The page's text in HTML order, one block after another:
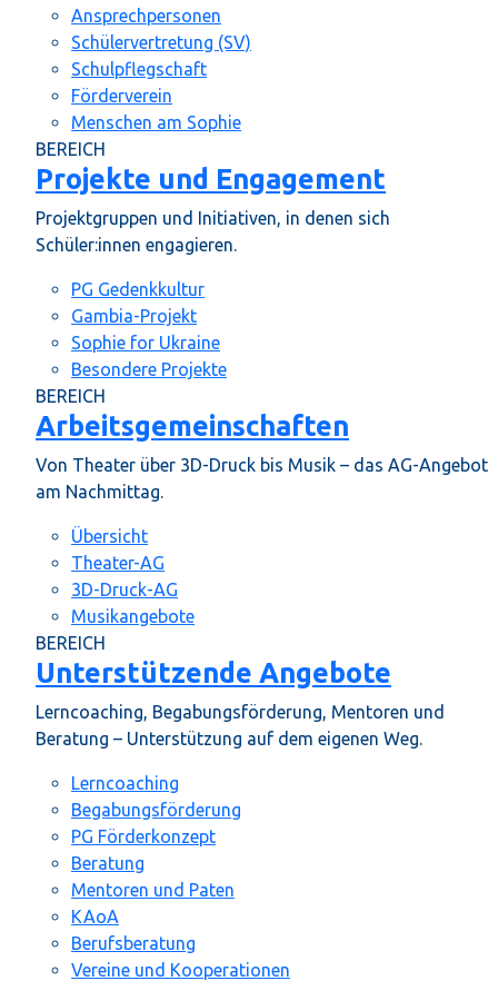
Ansprechpersonen
Schülervertretung (SV)
Schulpflegschaft
Förderverein
Menschen am Sophie
BEREICH
Projekte und Engagement
Projektgruppen und Initiativen, in denen sich
Schüler:innen engagieren.
PG Gedenkkultur
Gambia-Projekt
Sophie for Ukraine
Besondere Projekte
BEREICH
Arbeitsgemeinschaften
Von Theater über 3D-Druck bis Musik – das AG-Angebot
am Nachmittag.
Übersicht
Theater-AG
3D-Druck-AG
Musikangebote
BEREICH
Unterstützende Angebote
Lerncoaching, Begabungsförderung, Mentoren und
Beratung – Unterstützung auf dem eigenen Weg.
Lerncoaching
Begabungsförderung
PG Förderkonzept
Beratung
Mentoren und Paten
KAoA
Berufsberatung
Vereine und Kooperationen